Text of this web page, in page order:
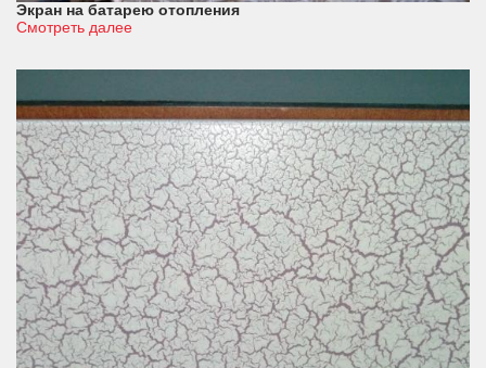
Экран на батарею отопления
Смотреть далее